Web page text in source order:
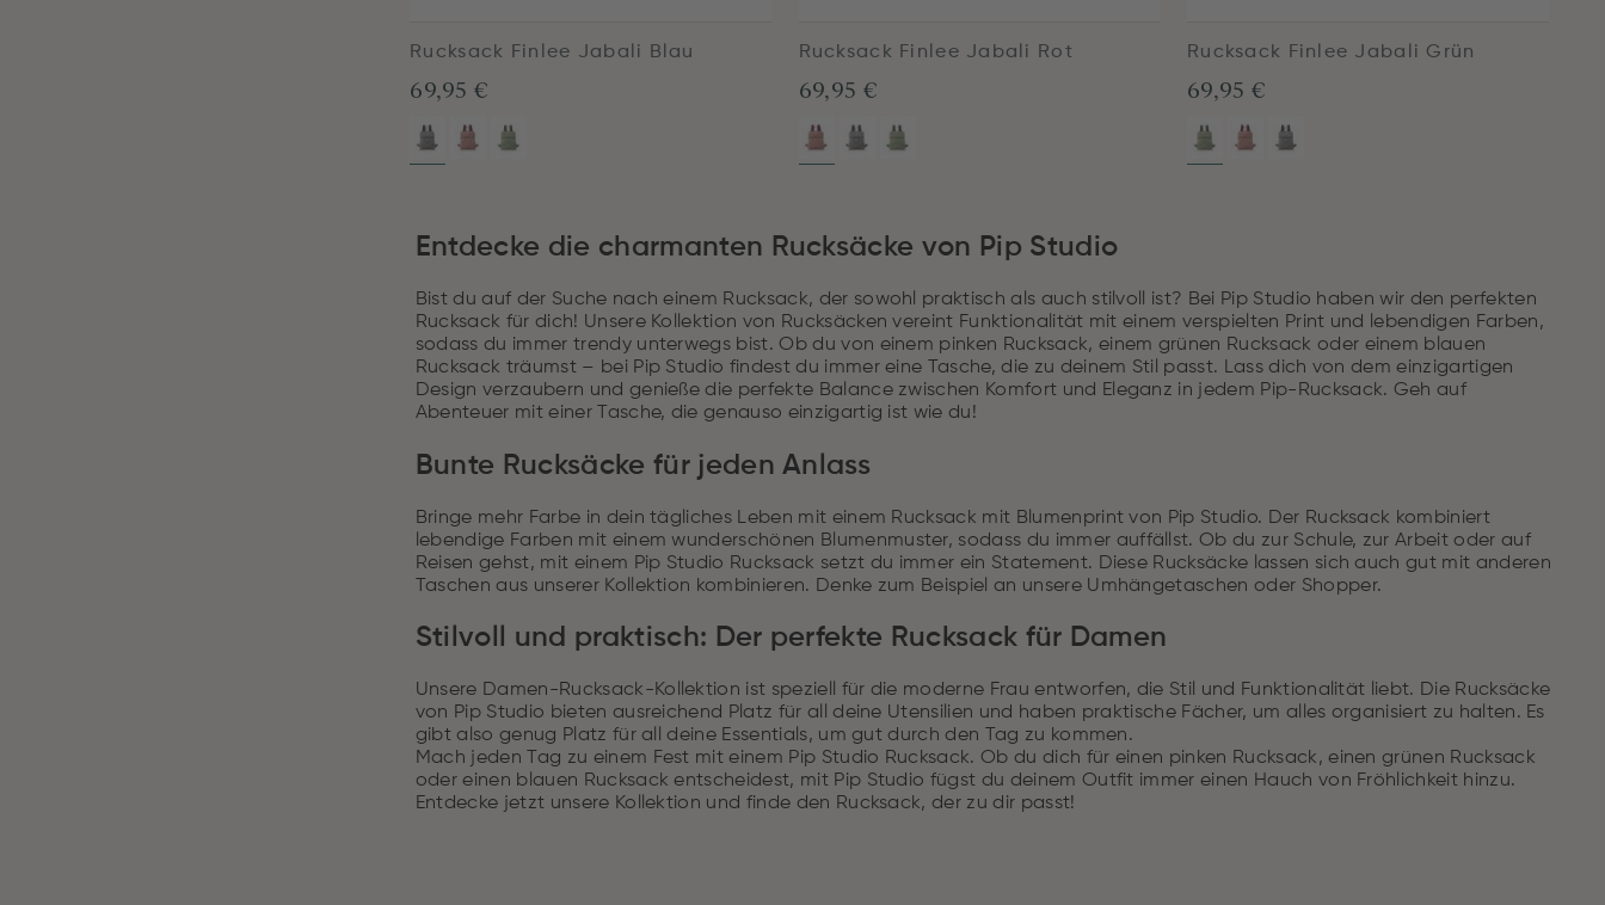
Rucksack Finlee Jabali Blau
69,95 €
Rucksack Finlee Jabali Rot
69,95 €
Rucksack Finlee Jabali Grün
69,95 €
Entdecke die charmanten Rucksäcke von Pip Studio
Bist du auf der Suche nach einem Rucksack, der sowohl praktisch als auch stilvoll ist? Bei Pip Studio haben wir den perfekten
Rucksack für dich! Unsere Kollektion von Rucksäcken vereint Funktionalität mit einem verspielten Print und lebendigen Farben,
sodass du immer trendy unterwegs bist. Ob du von einem pinken Rucksack, einem grünen Rucksack oder einem blauen
Rucksack träumst – bei Pip Studio findest du immer eine Tasche, die zu deinem Stil passt. Lass dich von dem einzigartigen
Design verzaubern und genieße die perfekte Balance zwischen Komfort und Eleganz in jedem Pip-Rucksack. Geh auf
Abenteuer mit einer Tasche, die genauso einzigartig ist wie du!
Bunte Rucksäcke für jeden Anlass
Bringe mehr Farbe in dein tägliches Leben mit einem Rucksack mit Blumenprint von Pip Studio. Der Rucksack kombiniert
lebendige Farben mit einem wunderschönen Blumenmuster, sodass du immer auffällst. Ob du zur Schule, zur Arbeit oder auf
Reisen gehst, mit einem Pip Studio Rucksack setzt du immer ein Statement. Diese Rucksäcke lassen sich auch gut mit anderen
Taschen aus unserer Kollektion kombinieren. Denke zum Beispiel an unsere Umhängetaschen oder Shopper.
Stilvoll und praktisch: Der perfekte Rucksack für Damen
Unsere Damen-Rucksack-Kollektion ist speziell für die moderne Frau entworfen, die Stil und Funktionalität liebt. Die Rucksäcke
von Pip Studio bieten ausreichend Platz für all deine Utensilien und haben praktische Fächer, um alles organisiert zu halten. Es
gibt also genug Platz für all deine Essentials, um gut durch den Tag zu kommen.
Mach jeden Tag zu einem Fest mit einem Pip Studio Rucksack. Ob du dich für einen pinken Rucksack, einen grünen Rucksack
oder einen blauen Rucksack entscheidest, mit Pip Studio fügst du deinem Outfit immer einen Hauch von Fröhlichkeit hinzu.
Entdecke jetzt unsere Kollektion und finde den Rucksack, der zu dir passt!